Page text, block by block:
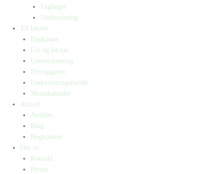
Fagbøger
Undervisning
Til lærere
Bogkasser
Lix og let-tal
Universlæsning
Elevopgaver
Undervisningsforløb
Messekalender
Aktuelt
Artikler
Blog
Bogtrailere
Om os
Kontakt
Presse